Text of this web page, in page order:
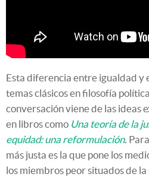
Esta diferencia entre igualdad y
temas clásicos en filosofía
conversación viene de las ideas
en libros como Una teoría de la
equidad: una reformulación.
más justa es la que pone los
los miembros peor situados de